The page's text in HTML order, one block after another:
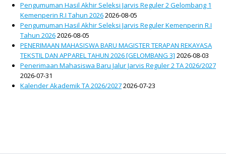
Pengumuman Hasil Akhir Seleksi Jarvis Reguler 2 Gelombang 1
Kemenperin R.I Tahun 20262026-08-05
Pengumuman Hasil Akhir Seleksi Jarvis Reguler Kemenperin R.I
Tahun 20262026-08-05
PENERIMAAN MAHASISWA BARU MAGISTER TERAPAN REKAYASA
TEKSTIL DAN APPAREL TAHUN 2026 [GELOMBANG 3] 2026-08-03
Penerimaan Mahasiswa Baru Jalur Jarvis Reguler 2 TA 2026/2027
2026-07-31
Kalender Akademik TA 2026/20272026-07-23